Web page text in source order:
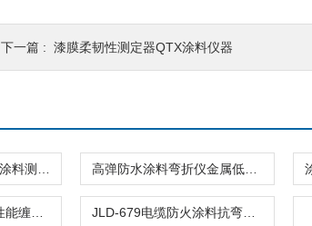
下一篇 : 漆膜柔韧性测定器QTX涂料仪器